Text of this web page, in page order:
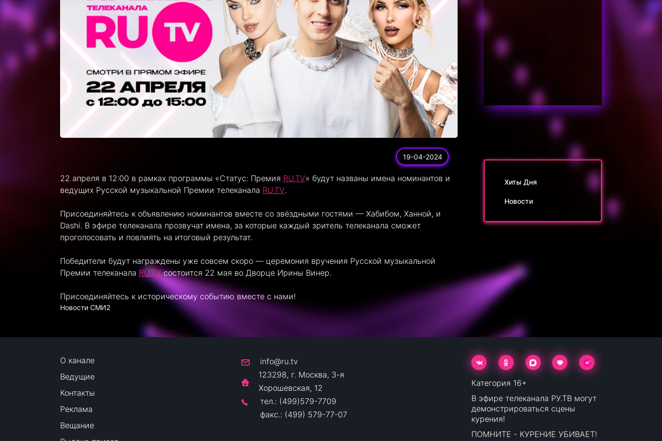
19-04-2024
22 апреля в 12:00 в рамках программы «Статус: Премия RU.TV» будут названы имена номинантов и
ведущих Русской музыкальной Премии телеканала RU.TV.
Присоединяйтесь к объявлению номинантов вместе со звёздными гостями — Хабибом, Ханной, и
Dashi. В эфире телеканала прозвучат имена, за которые каждый зритель телеканала сможет
проголосовать и повлиять на итоговый результат.
Победители будут награждены уже совсем скоро — церемония вручения Русской музыкальной
Премии телеканала RU.TVсостоится 22 мая во Дворце Ирины Винер.
Присоединяйтесь к историческому событию вместе с нами!
Новости СМИ2
Хиты Дня
Новости
О канале
Ведущие
Контакты
Реклама
Вещание
info@ru.tv
123298, г. Москва, 3-я
Хорошевская, 12
тел.: (499)579-7709
факс.: (499) 579-77-07
Категория 16+
В эфире телеканала РУ.ТВ могут
демонстрироваться сцены
курения!
ПОМНИТЕ - КУРЕНИЕ УБИВАЕТ!